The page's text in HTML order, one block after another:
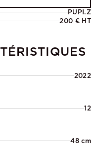
PUPI.Z
200 € HT
2022
12
48 cm